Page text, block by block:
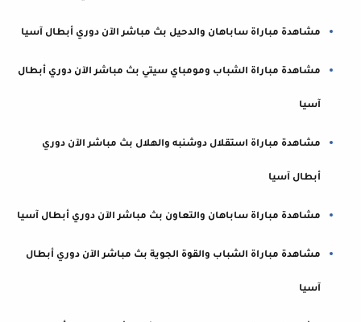
مشاهدة مباراة ساباهان والدحيل بث مباشر الآن دوري أبطال آسيا
مشاهدة مباراة الشباب ومومباي سيتي بث مباشر الآن دوري أبطال
آسيا
مشاهدة مباراة استقلال دوشنبه والهلال بث مباشر الآن دوري
أبطال آسيا
مشاهدة مباراة ساباهان والتعاون بث مباشر الآن دوري أبطال آسيا
مشاهدة مباراة الشباب والقوة الجوية بث مباشر الآن دوري أبطال
آسيا